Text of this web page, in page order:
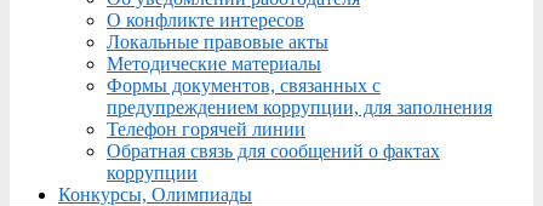
О конфликте интересов
Локальные правовые акты
Методические материалы
Формы документов, связанных с
предупреждением коррупции, для заполнения
Телефон горячей линии
Обратная связь для сообщений о фактах
коррупции
Конкурсы, Олимпиады